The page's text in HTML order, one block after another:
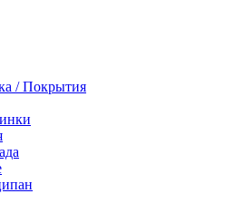
/ Покрытия